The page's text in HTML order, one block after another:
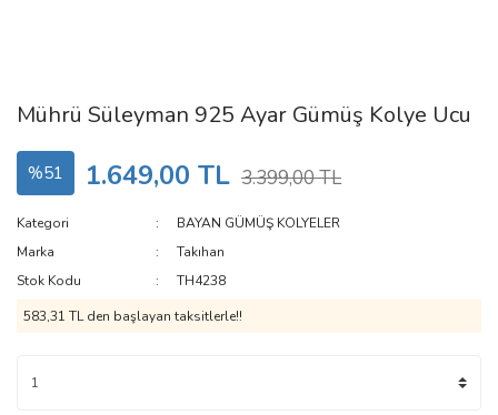
Mührü Süleyman 925 Ayar Gümüş Kolye Ucu
%51 1.649,00 TL 3.399,00 TL
Kategori
BAYAN GÜMÜŞ KOLYELER
Marka
Takıhan
Stok Kodu
TH4238
583,31 TL den başlayan taksitlerle!!